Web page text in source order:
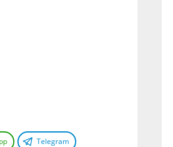
Telegram